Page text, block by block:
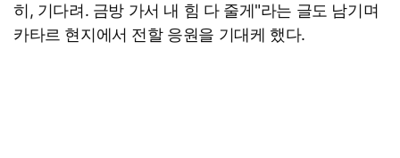
히, 기다려. 금방 가서 내 힘 다 줄게"라는 글도 남기며
카타르 현지에서 전할 응원을 기대케 했다.